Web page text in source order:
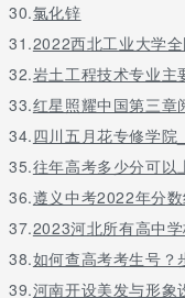
联办学校及专业
30.氯化锌
31.2022西北工业大学
32.岩土工程技术专业主
33.红星照耀中国第三章
34.四川五月花专修学院
35.往年高考多少分可
36.遵义中考2022年分
37.2023河北所有高中
38.如何查高考考生号？
39.河南开设美发与形象